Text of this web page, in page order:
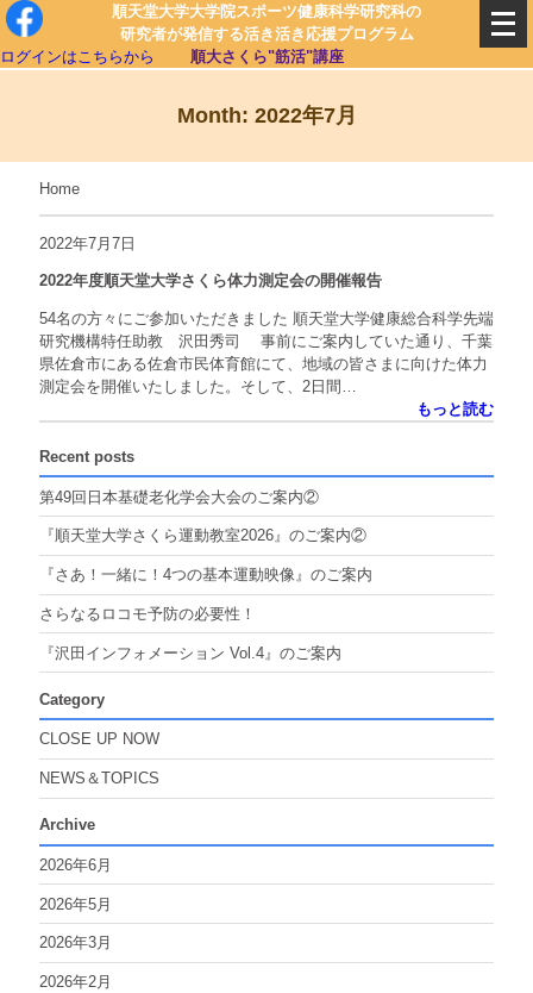
順天堂大学大学院スポーツ健康科学研究科の
研究者が発信する活き活き応援プログラム
ログインはこちらから
順大さくら"筋活"講座
Month: 2022年7月
Home
2022年7月7日
2022年度順天堂大学さくら体力測定会の開催報告
54名の方々にご参加いただきました 順天堂大学健康総合科学先端
研究機構特任助教 沢田秀司 事前にご案内していた通り、千葉
県佐倉市にある佐倉市民体育館にて、地域の皆さまに向けた体力
測定会を開催いたしました。そして、2日間…
もっと読む
Recent posts
第49回日本基礎老化学会大会のご案内②
『順天堂大学さくら運動教室2026』のご案内②
『さあ！一緒に！4つの基本運動映像』のご案内
さらなるロコモ予防の必要性！
『沢田インフォメーション Vol.4』のご案内
Category
CLOSE UP NOW
NEWS＆TOPICS
Archive
2026年6月
2026年5月
2026年3月
2026年2月